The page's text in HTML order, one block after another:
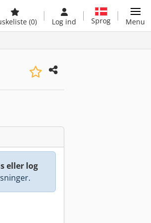
(0) Log ind Sprog Menu
eller log